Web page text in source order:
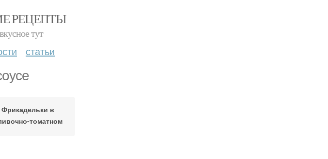
РЕЦЕПТЫ
тут
статьи
Фрикадельки в
томатном